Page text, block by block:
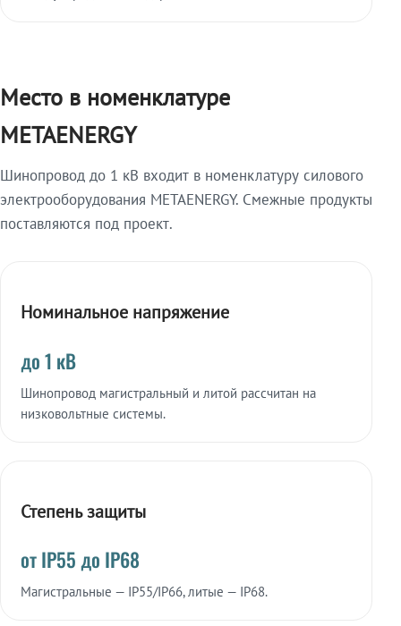
Место в номенклатуре
METAENERGY
Шинопровод до 1 кВ входит в номенклатуру силового
электрооборудования METAENERGY. Смежные продукты
поставляются под проект.
Номинальное напряжение
до 1 кВ
Шинопровод магистральный и литой рассчитан на
низковольтные системы.
Степень защиты
от IP55 до IP68
Магистральные — IP55/IP66, литые — IP68.